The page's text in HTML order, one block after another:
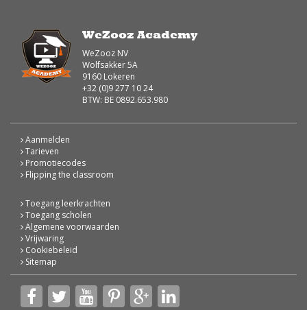
WeZooz Academy
WeZooz NV
Wolfsakker 5A
9160 Lokeren
+32 (0)9 277 10 24
BTW: BE 0892.653.980
Aanmelden
Tarieven
Promotiecodes
Flipping the classroom
Toegang leerkrachten
Toegang scholen
Algemene voorwaarden
Vrijwaring
Cookiebeleid
Sitemap